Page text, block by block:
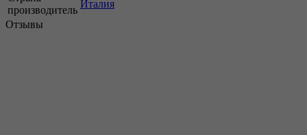
производитель
Италия
Отзывы